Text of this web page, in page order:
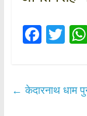
F
b
T
er
← केदारनाथ धाम